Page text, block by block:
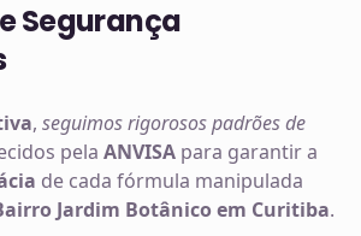
Segurança
, seguimos rigorosos padrões de
pela ANVISA para garantir a
de cada fórmula manipulada
Jardim Botânico em Curitiba.